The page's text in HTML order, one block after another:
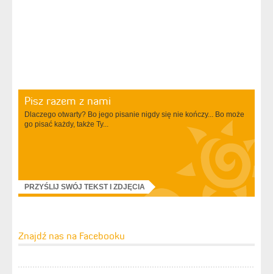
Pisz razem z nami
Dlaczego otwarty? Bo jego pisanie nigdy się nie kończy... Bo może
go pisać każdy, także Ty...
PRZYŚLIJ SWÓJ TEKST I ZDJĘCIA
Znajdź nas na Facebooku